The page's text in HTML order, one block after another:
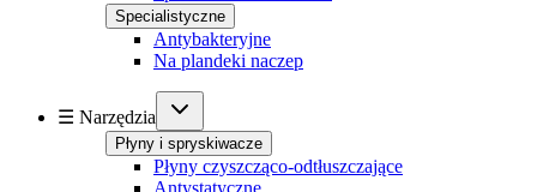
Specialistyczne
Antybakteryjne
Na plandeki naczep
☰ Narzędzia
Płyny i spryskiwacze
Płyny czyszcząco-odtłuszczające
Antystatyczne